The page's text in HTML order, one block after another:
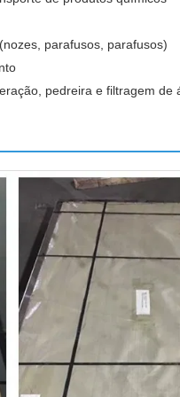
parafusos, parafusos)
pedreira e filtragem de